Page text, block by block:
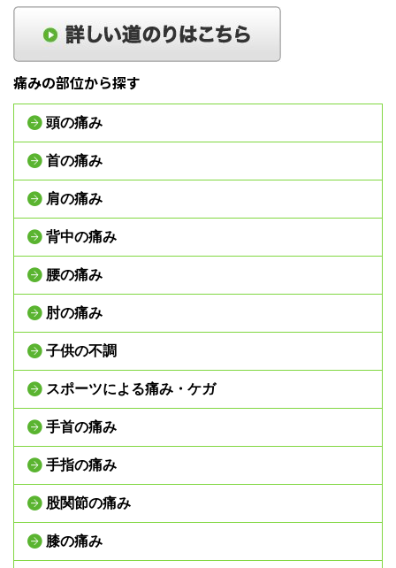
痛みの部位から探す
頭の痛み
首の痛み
肩の痛み
背中の痛み
腰の痛み
肘の痛み
子供の不調
スポーツによる痛み・ケガ
手首の痛み
手指の痛み
股関節の痛み
膝の痛み